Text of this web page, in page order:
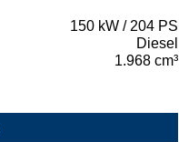
150 kW / 204 PS
Diesel
1.968 cm³